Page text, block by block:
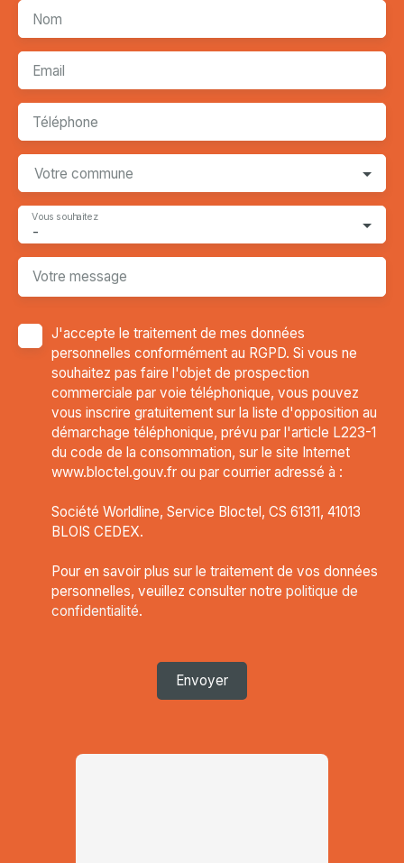
Nom
Email
Téléphone
Votre commune
-
Vous souhaitez
Votre message
J'accepte le traitement de mes données
personnelles conformément au RGPD. Si vous ne
souhaitez pas faire l'objet de prospection
commerciale par voie téléphonique, vous pouvez
vous inscrire gratuitement sur la liste d'opposition au
démarchage téléphonique, prévu par l'article L223-1
du code de la consommation, sur le site Internet
www.bloctel.gouv.fr ou par courrier adressé à :
Société Worldline, Service Bloctel, CS 61311, 41013
BLOIS CEDEX.
Pour en savoir plus sur le traitement de vos données
personnelles, veuillez consulter notre politique de
confidentialité.
Envoyer